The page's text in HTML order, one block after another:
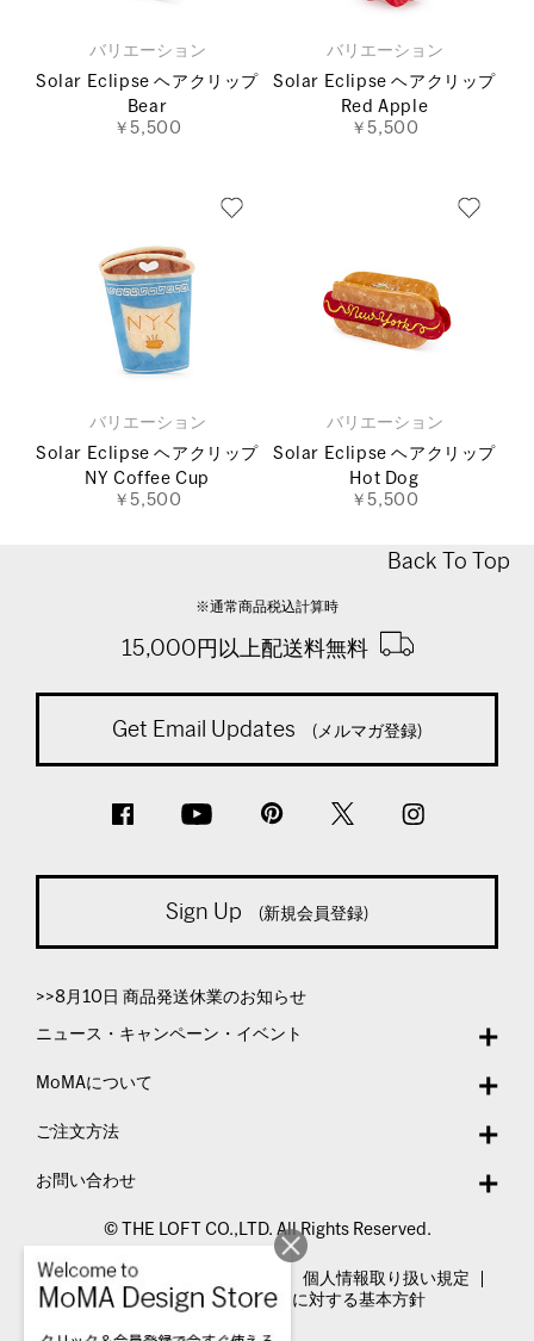
バリエーション
Solar Eclipse ヘアクリップ
Bear
￥5,500
バリエーション
Solar Eclipse ヘアクリップ
Red Apple
￥5,500
バリエーション
Solar Eclipse ヘアクリップ
NY Coffee Cup
￥5,500
バリエーション
Solar Eclipse ヘアクリップ
Hot Dog
￥5,500
Back To Top
※通常商品税込計算時
15,000円以上配送料無料
Get Email Updates (メルマガ登録)
Sign Up (新規会員登録)
>>8月10日 商品発送休業のお知らせ
ニュース・キャンペーン・イベント
MoMAについて
ご注文方法
お問い合わせ
© THE LOFT CO.,LTD. All Rights Reserved.
特定商取引法表示
個人情報取り扱い規定
カスタマーハラスメントに対する基本方針